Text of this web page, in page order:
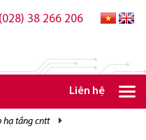
(028) 38 266 206
Liên hệ
hạ tầng cntt